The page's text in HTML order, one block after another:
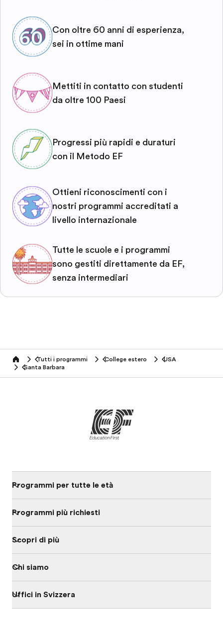
Con oltre 60 anni di esperienza,
sei in ottime mani
Mettiti in contatto con studenti
da oltre 100 Paesi
Progressi più rapidi e duraturi
con il Metodo EF
Ottieni riconoscimenti con i
nostri programmi accreditati a
livello internazionale
Tutte le scuole e i programmi
sono gestiti direttamente da EF,
senza intermediari
home Tutti i programmi College estero
USA
Santa Barbara
Programmi per tutte le età
Programmi più richiesti
Scopri di più
Chi siamo
Uffici in Svizzera